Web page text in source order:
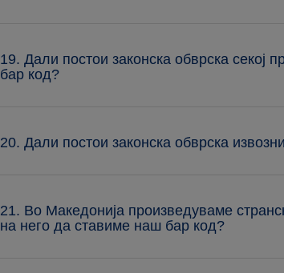
19. Дали постои законска обврска секој
бар код?
20. Дали постои законска обврска
21. Во Македонија произведуваме
на него да ставиме наш бар код?